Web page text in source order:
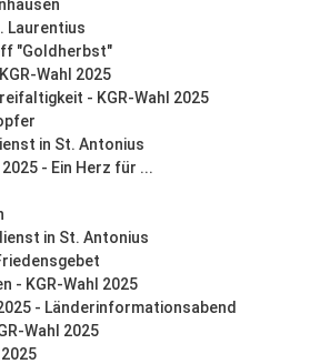
Laurentius
"Goldherbst"
Wahl 2025
- KGR-Wahl 2025
in St. Antonius
- Ein Herz für ...
in St. Antonius
- KGR-Wahl 2025
- Länderinformationsabend
Wahl 2025